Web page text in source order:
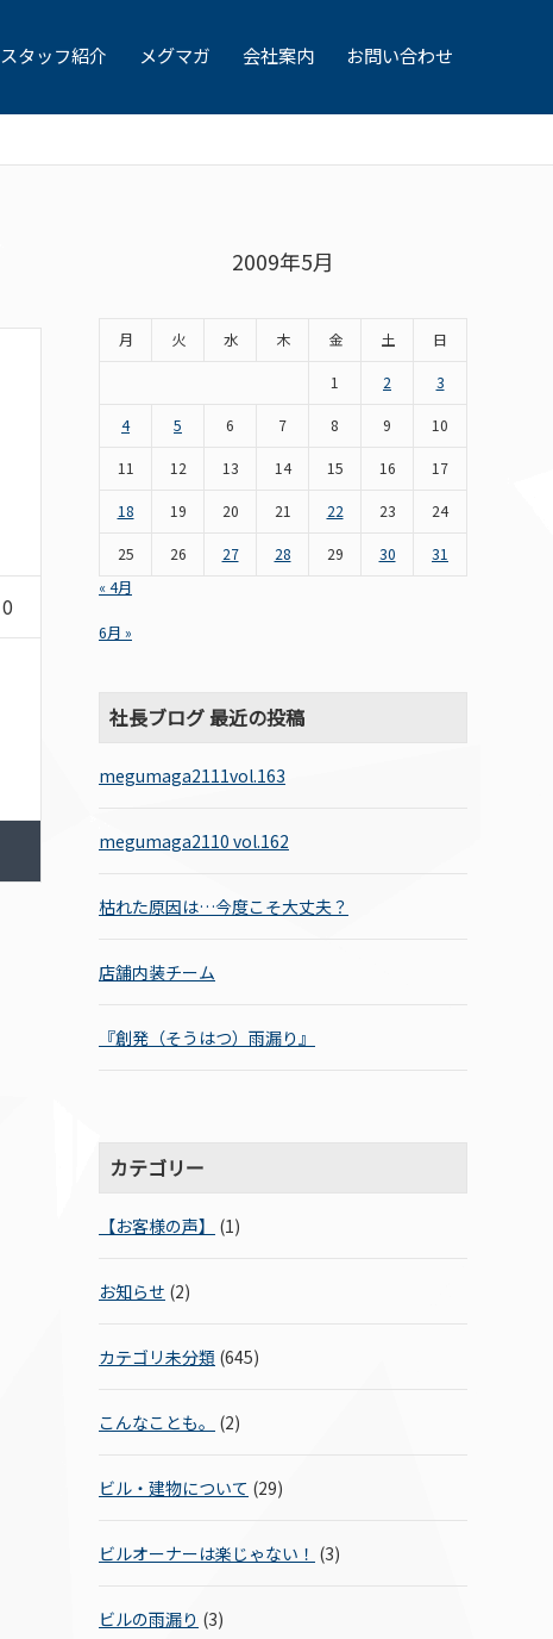
スタッフ紹介 メグマガ 会社案内 お問い合わせ
0
2009年5月
月 火 水 木 金 土
日
1
2
3
4
5 6 7 8 9
10
11
12 13 14 15 16
17
18
19 20 21 22 23
24
25
26 27 28 29 30
31
« 4月
6月 »
社長ブログ 最近の投稿
megumaga2111vol.163
megumaga2110 vol.162
枯れた原因は…今度こそ大丈夫？
店舗内装チーム
『創発（そうはつ）雨漏り』
カテゴリー
【お客様の声】 (1)
お知らせ (2)
カテゴリ未分類 (645)
こんなことも。 (2)
ビル・建物について (29)
ビルオーナーは楽じゃない！ (3)
ビルの雨漏り (3)